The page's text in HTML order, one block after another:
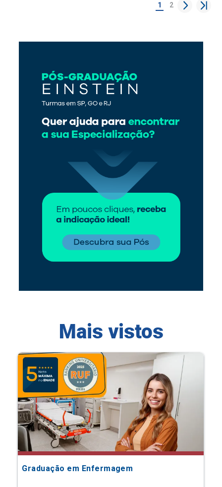
1 2
Mais vistos
Graduação em Enfermagem